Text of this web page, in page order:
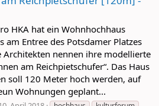
HKA hat ein Wohnhochhaus
am Entree des Potsdamer Platzes
Architekten nennen ihre modellierte
am Reichpietschufer“. Das Haus
soll 120 Meter hoch werden, auf
Wohnungen geplant...